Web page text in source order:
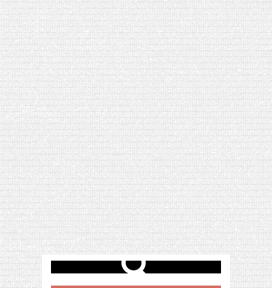
DES AUTRES, CE N’EST QUE LA VIE DES
AUTRES
[VIDÉO] UNBOXING : LES MY LITTLE &
BIOTYFULL BOX DES MOIS DE FÉVRIER ET
MARS 2024 FEAT. AKILA
[VIDÉO] LA SÉLECTION DU MOIS
#JANVIER2024
[VIDÉO] HELLOFRESH #34 : IDÉES
RECETTES RISOTTO